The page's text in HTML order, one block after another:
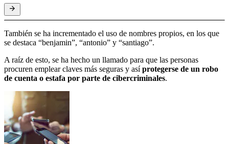
También se ha incrementado el uso de nombres propios, en los que
se destaca “benjamin”, “antonio” y “santiago”.
A raíz de esto, se ha hecho un llamado para que las personas
procuren emplear claves más seguras y asíprotegerse de un robo
de cuenta o estafa por parte de cibercriminales.